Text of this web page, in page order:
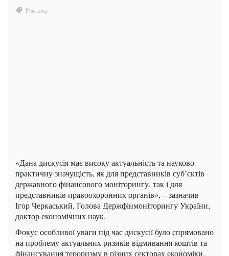
«Дана дискусія має високу актуальність та науково-
практичну значущість, як для представників суб’єктів
державного фінансового моніторингу, так і для
представників правоохоронних органів», – зазначив
Ігор Черкаський, Голова Держфінмоніторингу України,
доктор економічних наук.
Фокус особливої уваги під час дискусії було спрямовано
на проблему актуальних ризиків відмивання коштів та
фінансування тероризму в різних секторах економіки.